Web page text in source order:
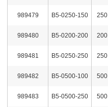
989479 B5-0250-150 250
989480 B5-0200-200 200
989481 B5-0250-250 250
989482 B5-0500-100 500
989483 B5-0500-250 500